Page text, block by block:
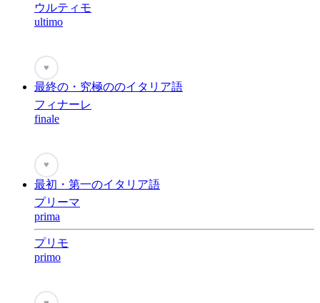
ウルティモ
ultimo
♥
最終の・究極ののイタリア語
フィナーレ
finale
♥
最初・第一のイタリア語
プリーマ
prima
プリモ
primo